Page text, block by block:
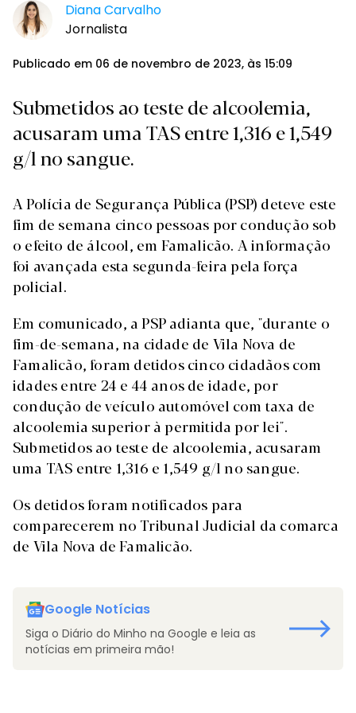
Diana Carvalho
Jornalista
Publicado em 06 de novembro de 2023, às 15:09
Submetidos ao teste de alcoolemia,
acusaram uma TAS entre 1,316 e 1,549
g/l no sangue.
A Polícia de Segurança Pública (PSP) deteve este
fim de semana cinco pessoas por condução sob
o efeito de álcool, em Famalicão. A informação
foi avançada esta segunda-feira pela força
policial.
Em comunicado, a PSP adianta que, "durante o
fim-de-semana, na cidade de Vila Nova de
Famalicão, foram detidos cinco cidadãos com
idades entre 24 e 44 anos de idade, por
condução de veículo automóvel com taxa de
alcoolemia superior à permitida por lei".
Submetidos ao teste de alcoolemia, acusaram
uma TAS entre 1,316 e 1,549 g/l no sangue.
Os detidos foram notificados para
comparecerem no Tribunal Judicial da comarca
de Vila Nova de Famalicão.
Google Notícias
Siga o Diário do Minho na Google e leia as
notícias em primeira mão!